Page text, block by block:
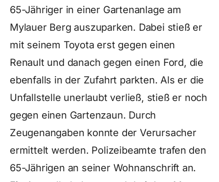
65-Jähriger in einer Gartenanlage am
Mylauer Berg auszuparken. Dabei stieß er
mit seinem Toyota erst gegen einen
Renault und danach gegen einen Ford, die
ebenfalls in der Zufahrt parkten. Als er die
Unfallstelle unerlaubt verließ, stieß er noch
gegen einen Gartenzaun. Durch
Zeugenangaben konnte der Verursacher
ermittelt werden. Polizeibeamte trafen den
65-Jährigen an seiner Wohnanschrift an.